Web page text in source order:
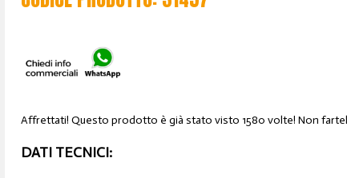
Affrettati! Questo prodotto è già stato visto 1580 volte! Non
DATI TECNICI: